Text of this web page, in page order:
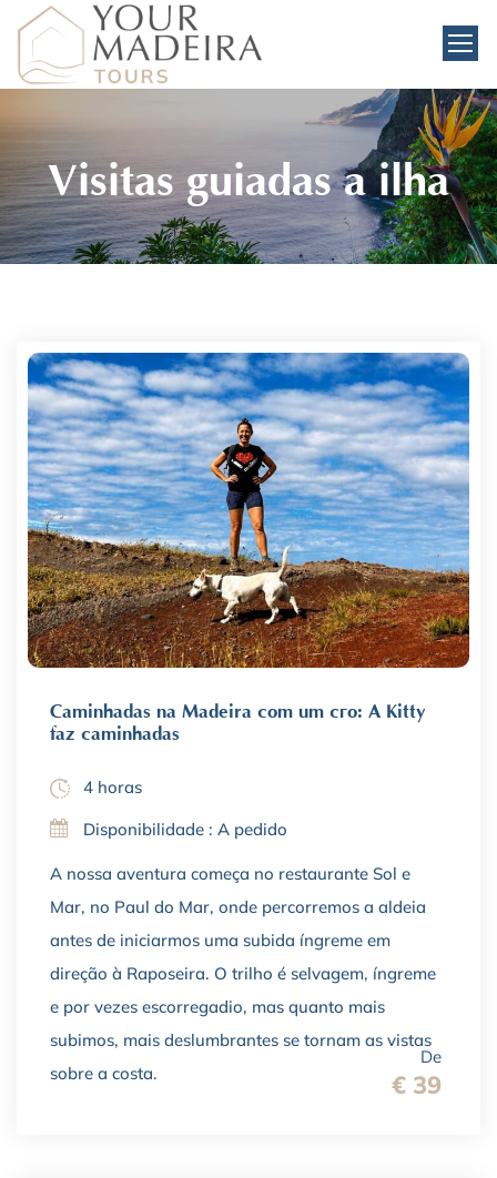
Visitas guiadas à ilha
Caminhadas na Madeira com um cão: A Kitty
faz caminhadas
De
€ 39
4 horas
Disponibilidade : A pedido
A nossa aventura começa no restaurante Sol e
Mar, no Paul do Mar, onde percorremos a aldeia
antes de iniciarmos uma subida íngreme em
direção à Raposeira. O trilho é selvagem, íngreme
e por vezes escorregadio, mas quanto mais
subimos, mais deslumbrantes se tornam as vistas
sobre a costa.